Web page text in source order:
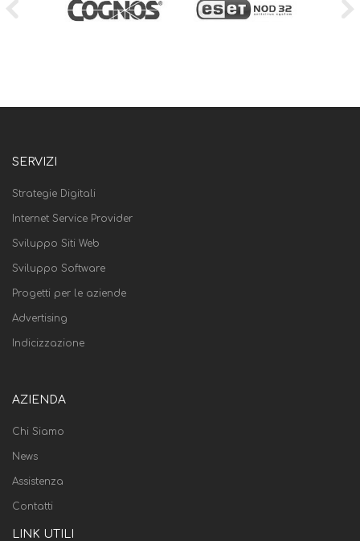
SERVIZI
Strategie Digitali
Internet Service Provider
Sviluppo Siti Web
Sviluppo Software
Progetti per le aziende
Advertising
Indicizzazione
AZIENDA
Chi Siamo
News
Assistenza
Contatti
LINK UTILI